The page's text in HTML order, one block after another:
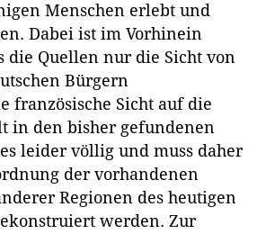
Menschen erlebt und
Dabei ist im Vorhinein
die Quellen nur die Sicht von
Bürgern
französische Sicht auf die
in den bisher gefundenen
leider völlig und muss daher
der vorhandenen
Regionen des heutigen
werden. Zur